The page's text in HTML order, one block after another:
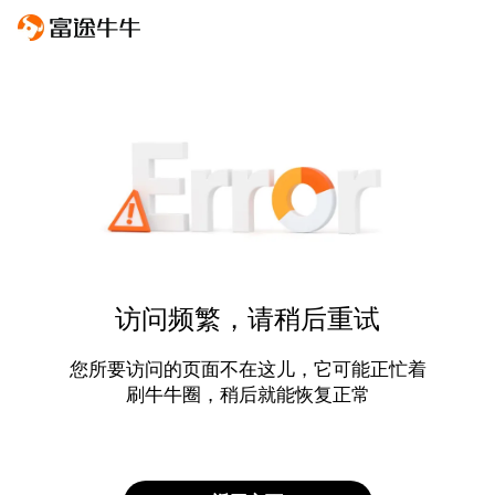
访问频繁，请稍后重试
您所要访问的页面不在这儿，它可能正忙着
刷牛牛圈，稍后就能恢复正常